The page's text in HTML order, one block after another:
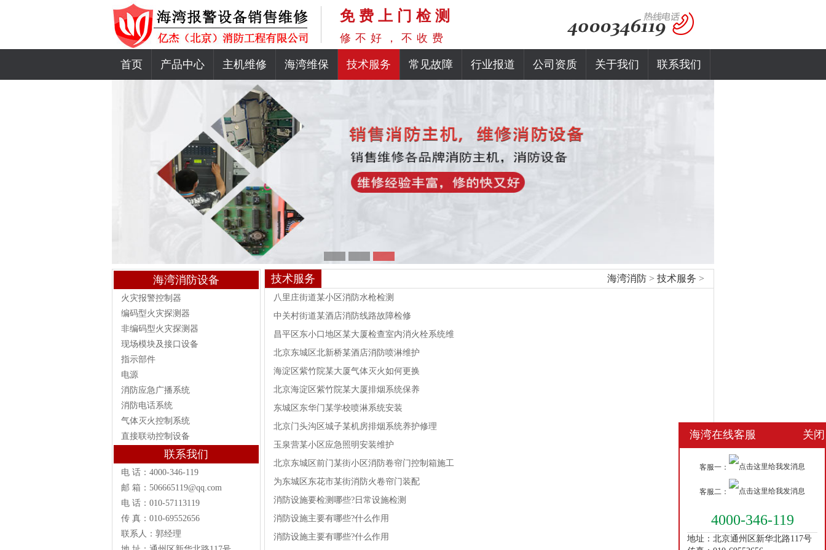
免费上门检测
修不好，不收费
首页 产品中心 主机维修 海湾维保 技术服务 常见故障 行业报道 公司资质 关于我们 联系我们
海湾消防设备
火灾报警控制器
编码型火灾探测器
非编码型火灾探测器
现场模块及接口设备
指示部件
电源
消防应急广播系统
消防电话系统
气体灭火控制系统
直接联动控制设备
联系我们
电 话：4000-346-119
邮 箱：506665119@qq.com
电 话：010-57113119
传 真：010-69552656
联系人：郭经理
技术服务 海湾消防 > 技术服务 >
八里庄街道某小区消防水枪检测
中关村街道某酒店消防线路故障检修
昌平区东小口地区某大厦检查室内消火栓系统维
北京东城区北新桥某酒店消防喷淋维护
海淀区紫竹院某大厦气体灭火如何更换
北京海淀区紫竹院某大厦排烟系统保养
东城区东华门某学校喷淋系统安装
北京门头沟区城子某机房排烟系统养护修理
玉泉营某小区应急照明安装维护
北京东城区前门某街小区消防卷帘门控制箱施工
为东城区东花市某街消防火卷帘门装配
消防设施要检测哪些?日常设施检测
消防设施主要有哪些?什么作用
消防设施主要有哪些?什么作用
海湾在线客服 关闭
客服一：
客服二：
4000-346-119
地址：北京通州区新华北路117号